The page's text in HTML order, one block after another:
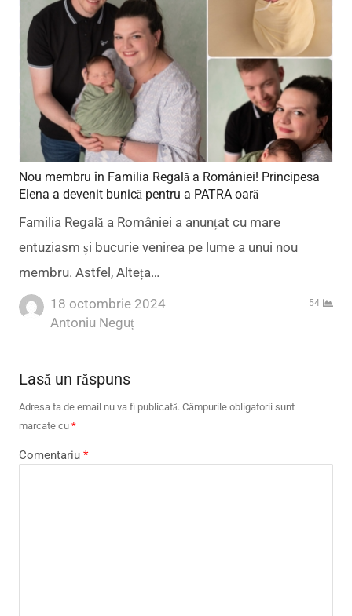
Nou membru în Familia Regală a României! Principesa
Elena a devenit bunică pentru a PATRA oară
Familia Regală a României a anunțat cu mare
entuziasm și bucurie venirea pe lume a unui nou
membru. Astfel, Alteța…
18 octombrie 2024
Author
Antoniu Neguț
54
Lasă un răspuns
Adresa ta de email nu va fi publicată. Câmpurile obligatorii sunt
marcate cu *
Comentariu *